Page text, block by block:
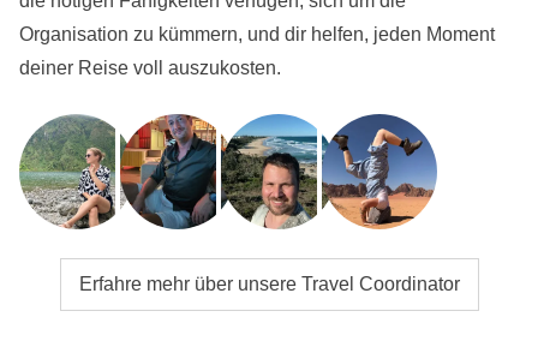
Organisation zu kümmern, und dir helfen, jeden Moment
deiner Reise voll auszukosten.
Erfahre mehr über unsere Travel Coordinator